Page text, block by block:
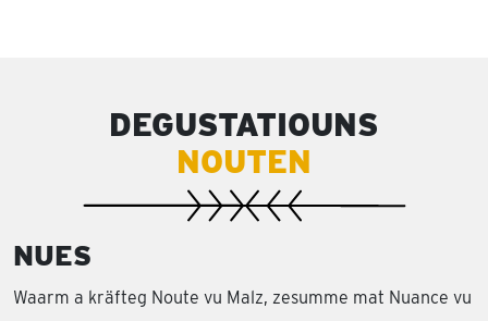
DEGUSTATIOUNS
NOUTEN
NUES
Waarm a kräfteg Noute vu Malz, zesumme mat Nuance vu